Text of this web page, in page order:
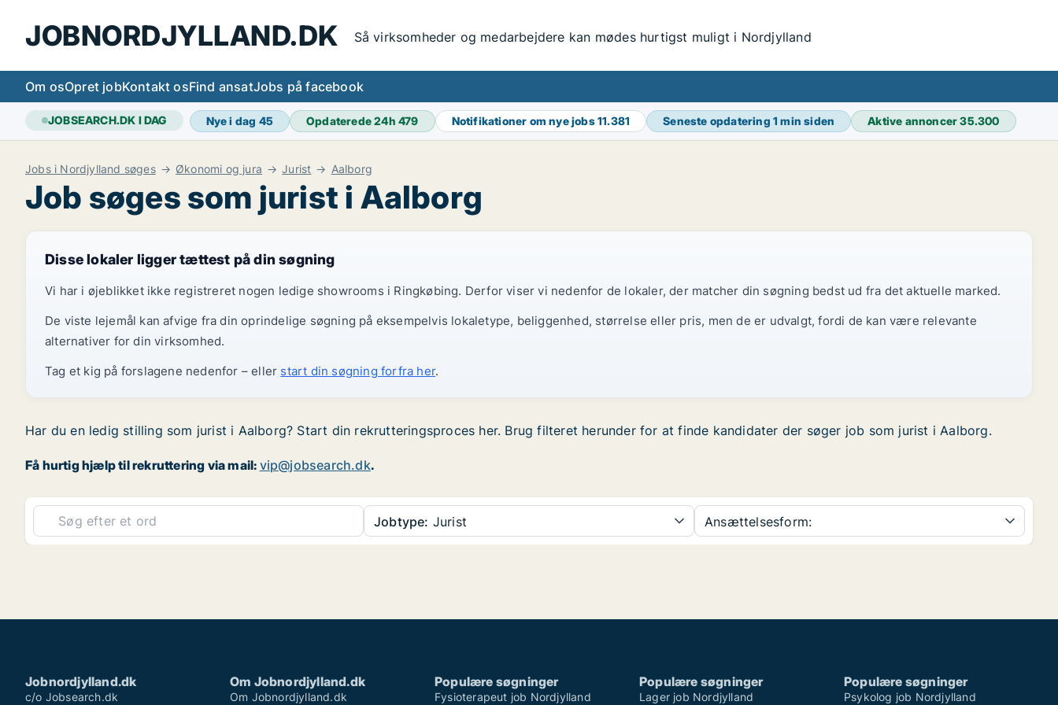
JOBNORDJYLLAND.DK Så virksomheder og medarbejdere kan mødes hurtigst muligt i Nordjylland
Om osOpret jobKontakt osFind ansatJobs på facebook
JOBSEARCH.DK I DAG Nye i dag 45 Opdaterede 24h479 Notifikationer om nye jobs11.381 Seneste opdatering1 min siden Aktive annoncer35.300
Jobs i Nordjylland søges Økonomi og jura Jurist Aalborg
Job søges som jurist i Aalborg
Disse lokaler ligger tættest på din søgning
Vi har i øjeblikket ikke registreret nogen ledige showrooms i Ringkøbing. Derfor viser vi nedenfor de lokaler, der matcher din søgning bedst ud fra det aktuelle marked.
De viste lejemål kan afvige fra din oprindelige søgning på eksempelvis lokaletype, beliggenhed, størrelse eller pris, men de er udvalgt, fordi de kan være relevante
alternativer for din virksomhed.
Tag et kig på forslagene nedenfor – eller start din søgning forfra her.
Har du en ledig stilling som jurist i Aalborg? Start din rekrutteringsproces her. Brug filteret herunder for at finde kandidater der søger job som jurist i Aalborg.
Få hurtig hjælp til rekruttering via mail: vip@jobsearch.dk.
Jobtype: Jurist Ansættelsesform:
Jobnordjylland.dk
c/o Jobsearch.dk
Om Jobnordjylland.dk
Om Jobnordjylland.dk
Populære søgninger
Fysioterapeut job Nordjylland
Populære søgninger
Lager job Nordjylland
Populære søgninger
Psykolog job Nordjylland